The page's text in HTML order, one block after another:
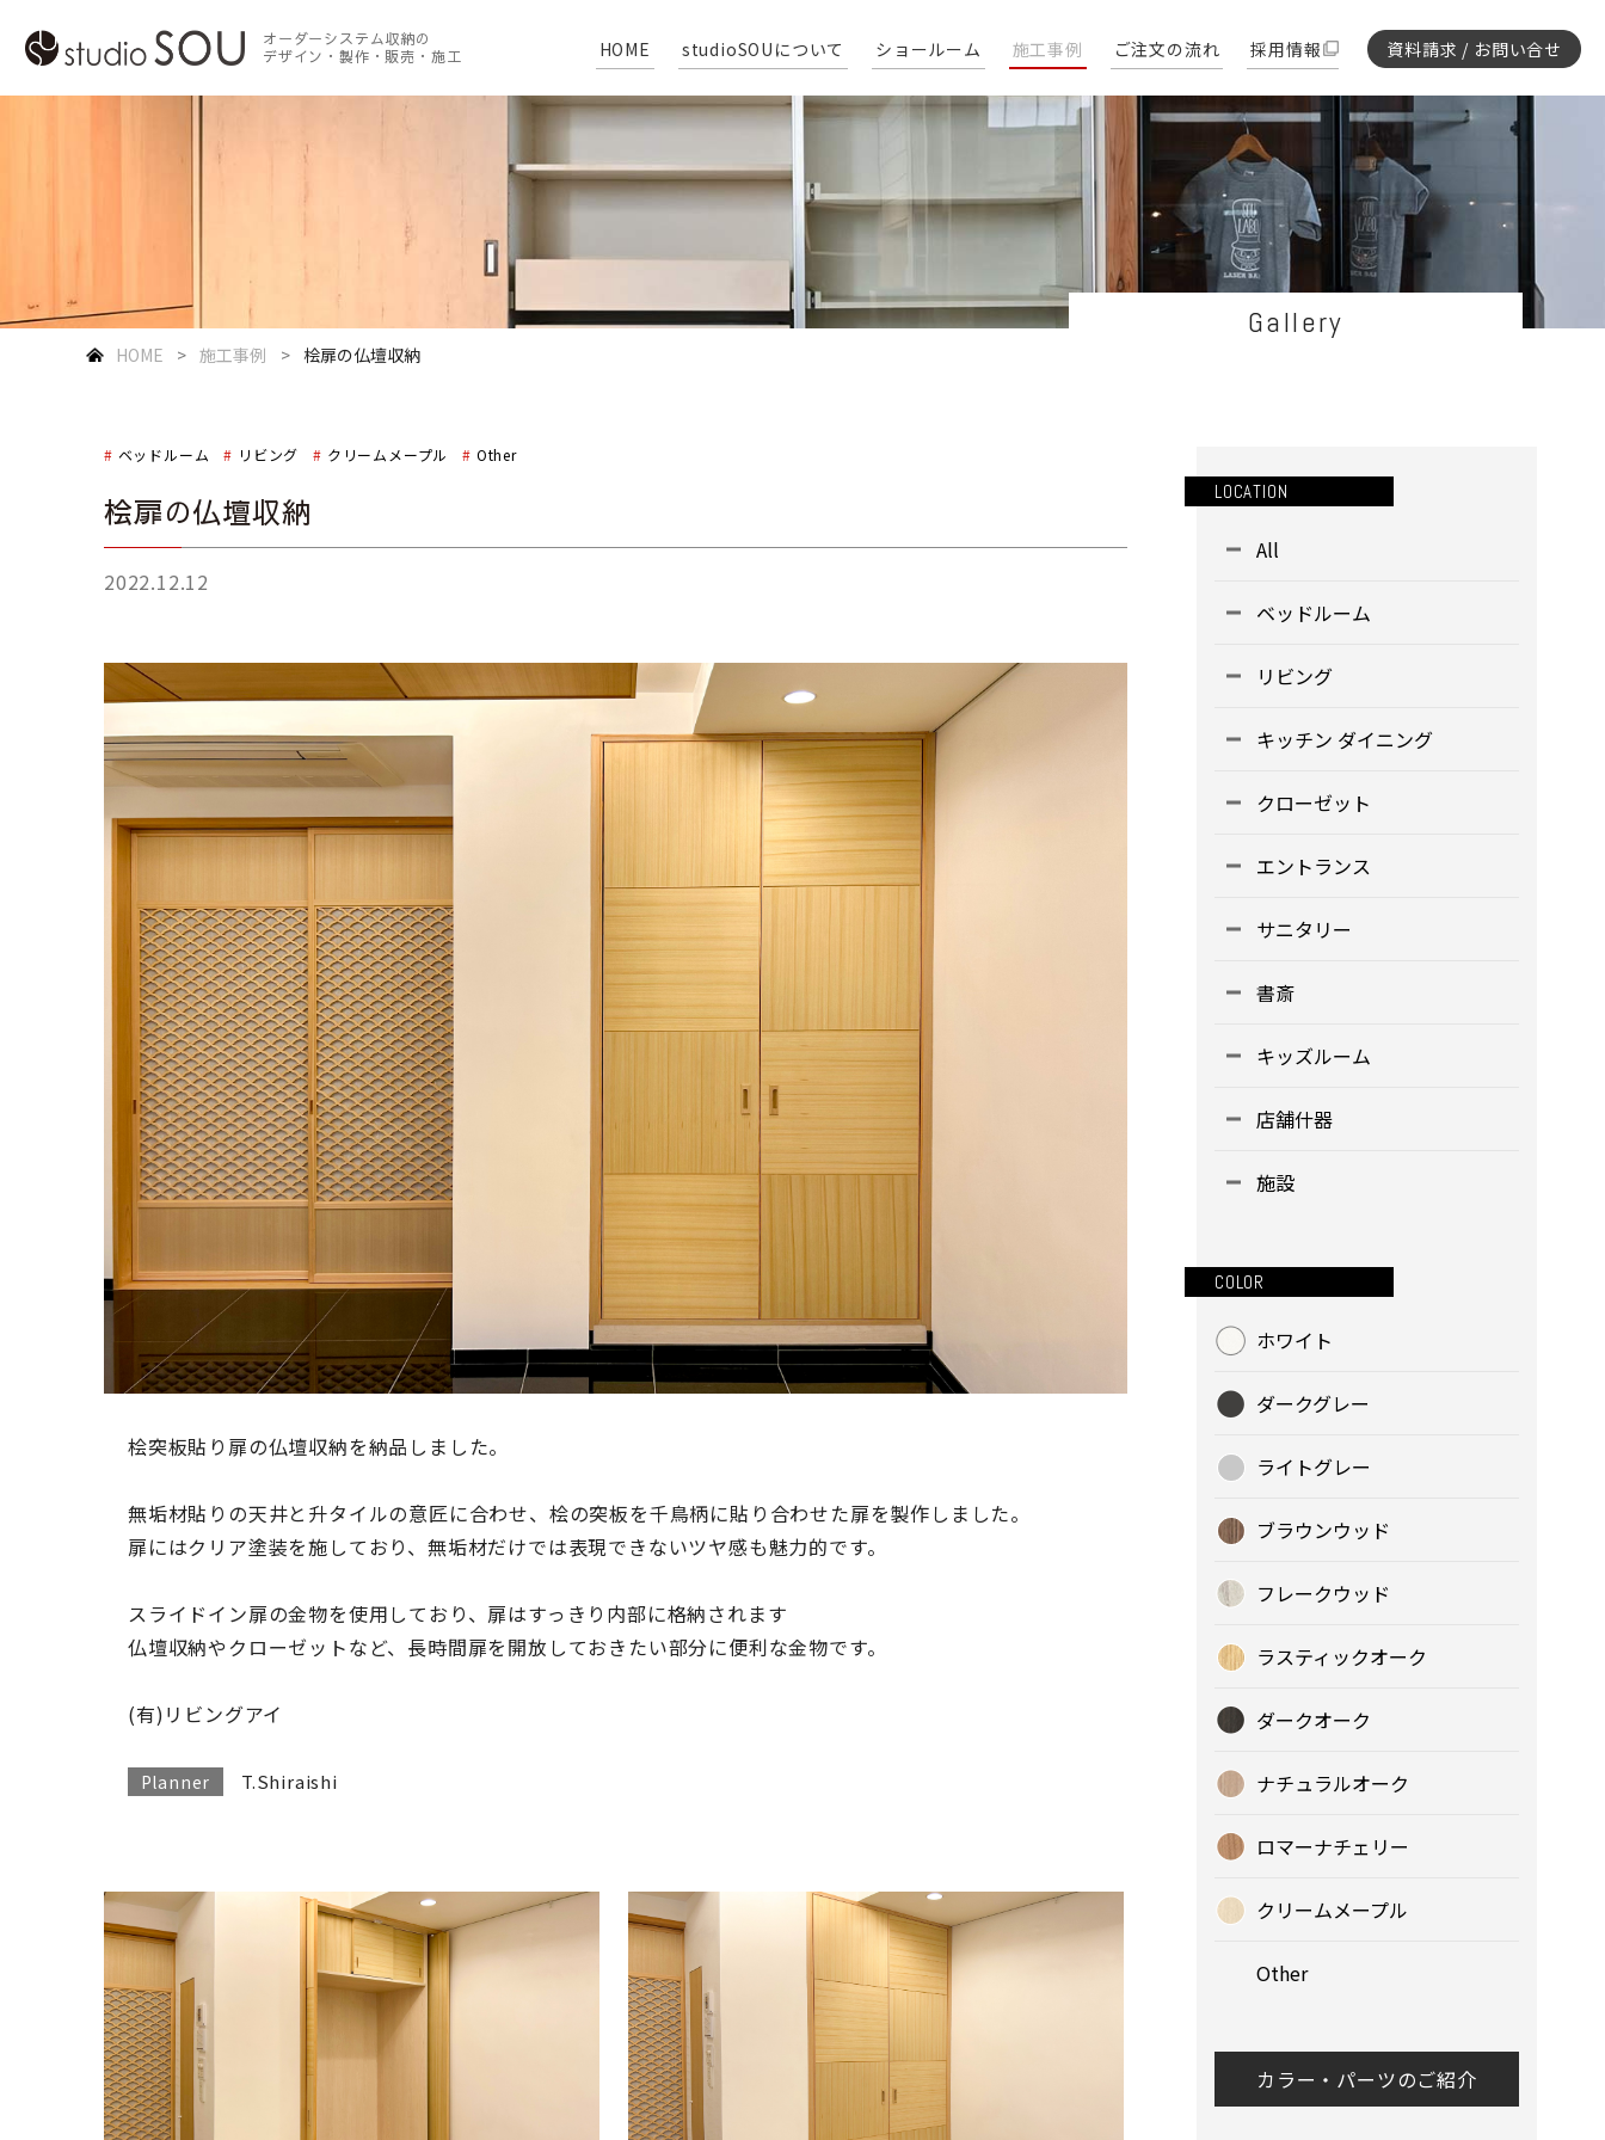
オーダーシステム収納の
デザイン・製作・販売・施工
HOME studioSOUについて ショールーム 施工事例 ご注文の流れ 採用情報 資料請求 / お問い合せ
Gallery
HOME 施工事例 桧扉の仏壇収納
ベッドルーム リビング クリームメープル Other
桧扉の仏壇収納
2022.12.12
桧突板貼り扉の仏壇収納を納品しました。
無垢材貼りの天井と升タイルの意匠に合わせ、桧の突板を千鳥柄に貼り合わせた扉を製作しました。
扉にはクリア塗装を施しており、無垢材だけでは表現できないツヤ感も魅力的です。
スライドイン扉の金物を使用しており、扉はすっきり内部に格納されます
仏壇収納やクローゼットなど、長時間扉を開放しておきたい部分に便利な金物です。
(有)リビングアイ
Planner T.Shiraishi
LOCATION
All
ベッドルーム
リビング
キッチン ダイニング
クローゼット
エントランス
サニタリー
書斎
キッズルーム
店舗什器
施設
COLOR
ホワイト
ダークグレー
ライトグレー
ブラウンウッド
フレークウッド
ラスティックオーク
ダークオーク
ナチュラルオーク
ロマーナチェリー
クリームメープル
Other
カラー・パーツのご紹介